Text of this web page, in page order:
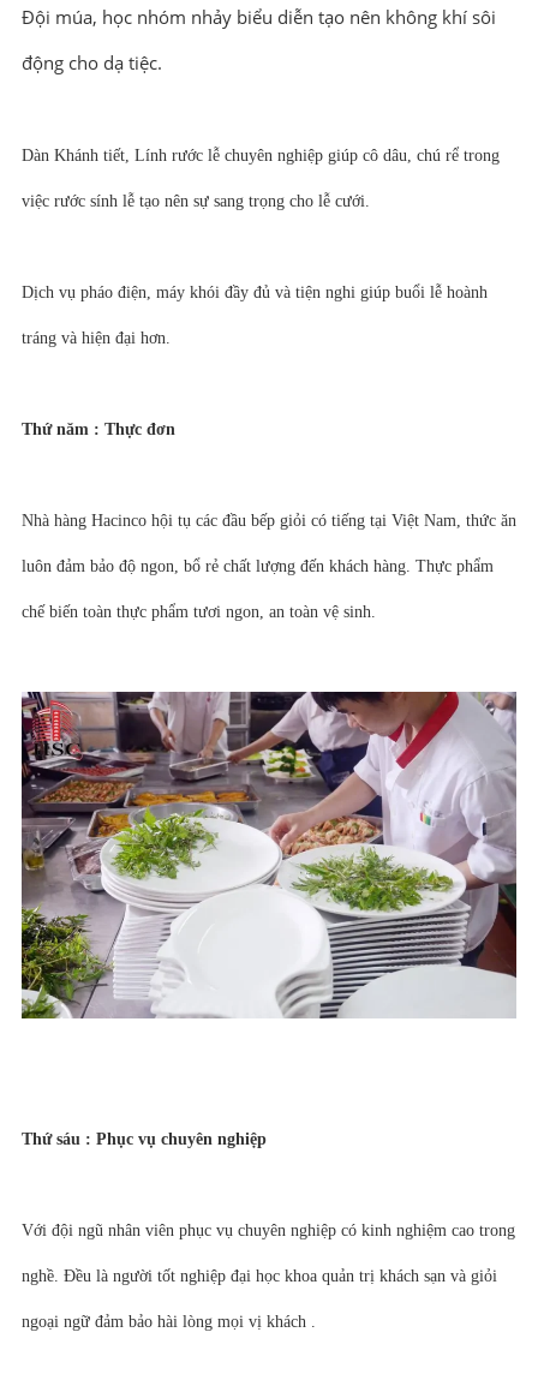
Đội múa, học nhóm nhảy biểu diễn tạo nên không khí sôi
động cho dạ tiệc.
Dàn Khánh tiết, Lính rước lễ chuyên nghiệp giúp cô dâu, chú rể trong
việc rước sính lễ tạo nên sự sang trọng cho lễ cưới.
Dịch vụ pháo điện, máy khói đầy đủ và tiện nghi giúp buổi lễ hoành
tráng và hiện đại hơn.
Thứ năm : Thực đơn
Nhà hàng Hacinco hội tụ các đầu bếp giỏi có tiếng tại Việt Nam, thức ăn
luôn đảm bảo độ ngon, bổ rẻ chất lượng đến khách hàng. Thực phẩm
chế biến toàn thực phẩm tươi ngon, an toàn vệ sinh.
Thứ sáu : Phục vụ chuyên nghiệp
Với đội ngũ nhân viên phục vụ chuyên nghiệp có kinh nghiệm cao trong
nghề. Đều là người tốt nghiệp đại học khoa quản trị khách sạn và giỏi
ngoại ngữ đảm bảo hài lòng mọi vị khách .